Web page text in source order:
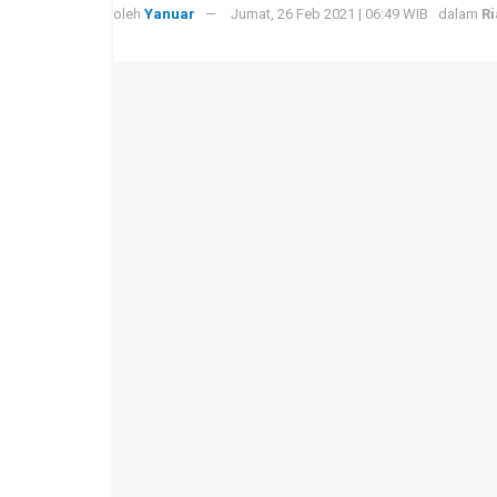
oleh Yanuar Jumat, 26 Feb 2021 | 06:49 WIB dalam